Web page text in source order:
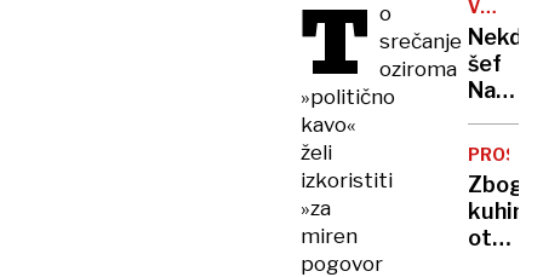
T o
srečanje
oziroma
»politično
kavo«
želi
izkoristiti
»za
miren
pogovor
pri
V
SVOJI
KNJIGI
šef
Nata
je
s
in
otoki: